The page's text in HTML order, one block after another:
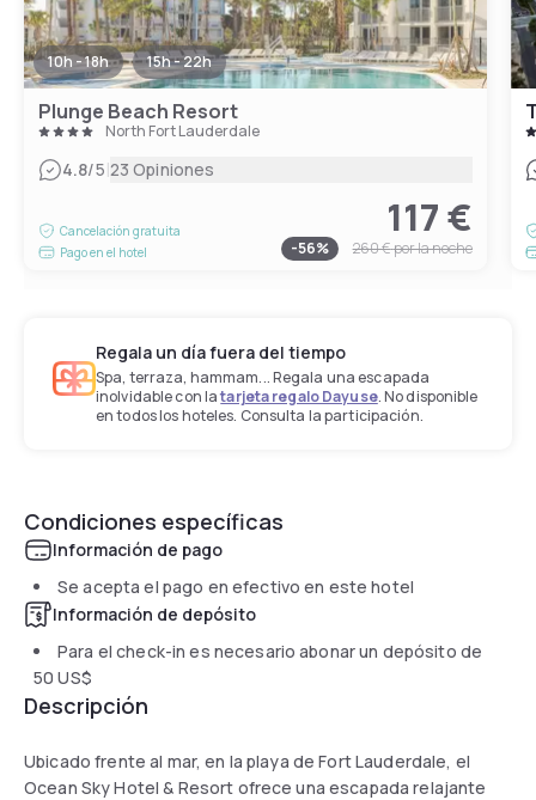
10h - 18h 15h - 22h
Plunge Beach Resort
North Fort Lauderdale
4.8/5|23 Opiniones
Cancelación gratuita
Pago en el hotel
117 €
-56% 260 €por la noche
Regala un día fuera del tiempo
Spa, terraza, hammam... Regala una escapada
inolvidable con latarjeta regalo Dayuse. No disponible
en todos los hoteles. Consulta la participación.
Condiciones específicas
Información de pago
Se acepta el pago en efectivo en este hotel
Información de depósito
Para el check-in es necesario abonar un depósito de
50 US$
Descripción
Ubicado frente al mar, en la playa de Fort Lauderdale, el
Ocean Sky Hotel & Resort ofrece una escapada relajante